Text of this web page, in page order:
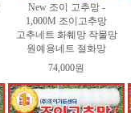
New 조이 고추망 -
1,000M 조이고추망
고추네트 화훼망 작물망
원예용네트 절화망
74,000원